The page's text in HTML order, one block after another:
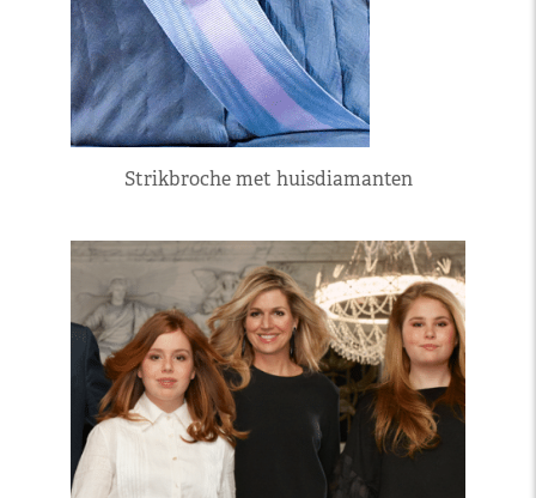
Strikbroche met huisdiamanten